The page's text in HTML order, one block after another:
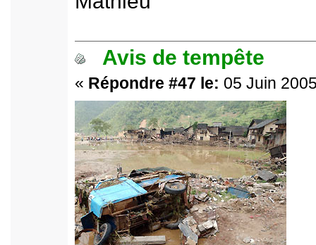
Avis de tempête
« Répondre #47 le: 05 Juin